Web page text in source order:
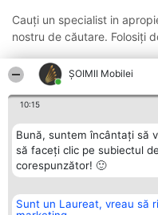
ȘOIMII Mobilei
10:15
Bună, suntem încântați să
să faceți clic pe subiectul
corespunzător! 🙂
Sunt un Laureat, vreau să
Cauți un specialist in
nostru de căutare. Folosiți
Organizator Ranking